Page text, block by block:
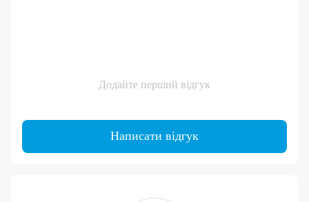
Додайте перший відгук
Написати відгук